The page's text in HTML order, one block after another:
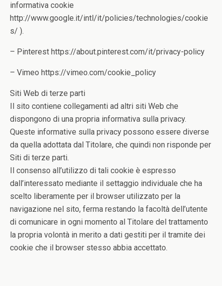
informativa cookie
http://www.google.it/intl/it/policies/technologies/cookie
s/ ).
– Pinterest https://about.pinterest.com/it/privacy-policy
– Vimeo https://vimeo.com/cookie_policy
Siti Web di terze parti
Il sito contiene collegamenti ad altri siti Web che
dispongono di una propria informativa sulla privacy.
Queste informative sulla privacy possono essere diverse
da quella adottata dal Titolare, che quindi non risponde per
Siti di terze parti.
Il consenso all’utilizzo di tali cookie è espresso
dall’interessato mediante il settaggio individuale che ha
scelto liberamente per il browser utilizzato per la
navigazione nel sito, ferma restando la facoltà dell’utente
di comunicare in ogni momento al Titolare del trattamento
la propria volontà in merito a dati gestiti per il tramite dei
cookie che il browser stesso abbia accettato.